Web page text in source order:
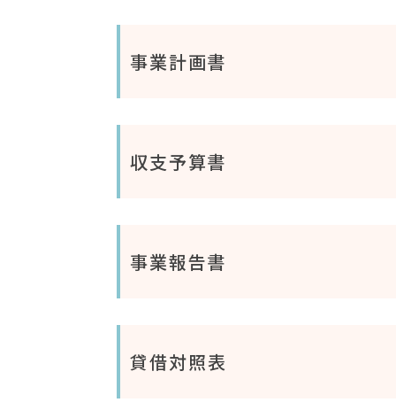
事業計画書
収支予算書
事業報告書
貸借対照表